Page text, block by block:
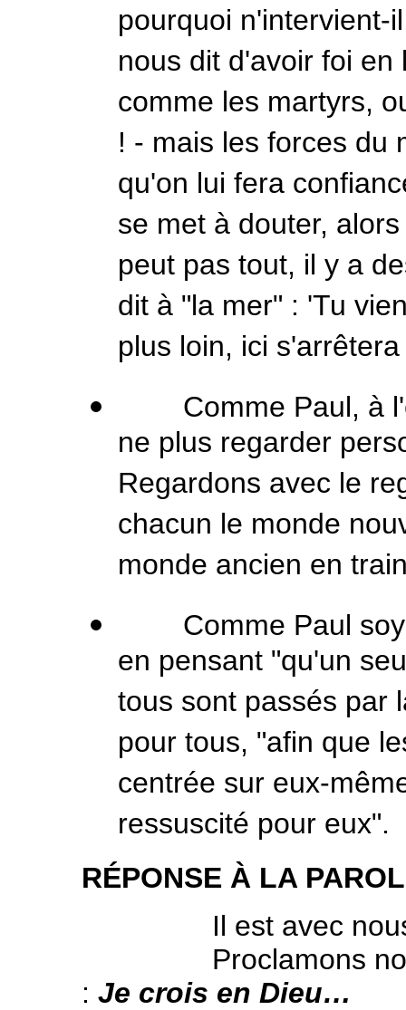
pourquoi n'intervient-
nous dit d'avoir foi
comme les martyrs,
! - mais les forces du
qu'on lui fera
se met à douter,
peut pas tout, il y a
dit à "la mer" : 'Tu
plus loin, ici
Comme Paul, à
ne plus regarder
Regardons avec le
chacun le monde
monde ancien en
Comme Paul
en pensant "qu'un
tous sont passés par
pour tous, "afin que
centrée sur eux-
ressuscité pour eux".
RÉPONSE À LA
Il est avec nous,
Proclamons notre
: Je crois en Dieu…